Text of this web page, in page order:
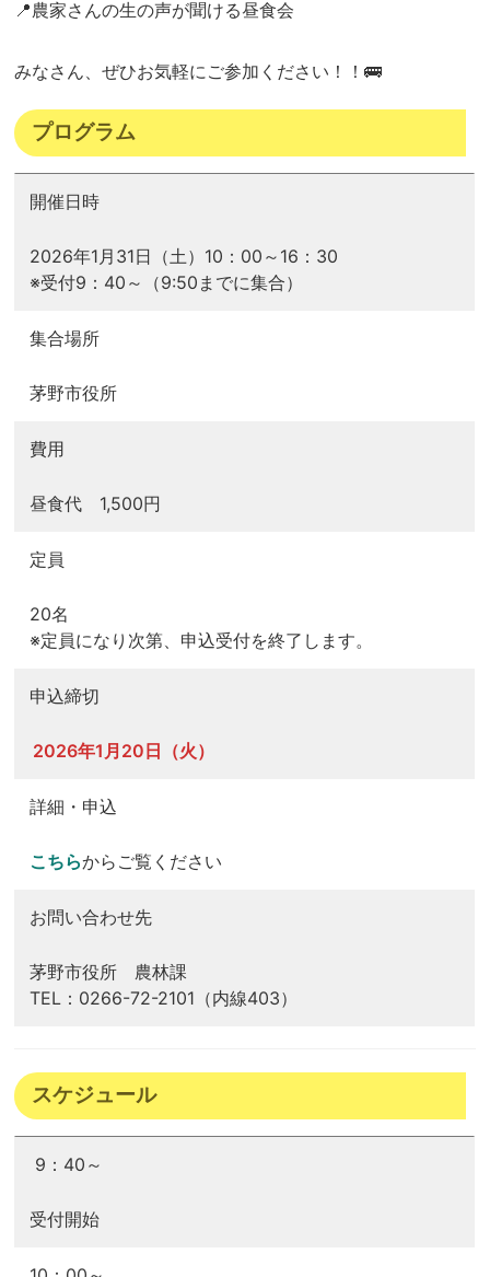
📍農家さんの生の声が聞ける昼食会
みなさん、ぜひお気軽にご参加ください！！🚌
プログラム
開催日時
2026年1月31日（土）10：00～16：30
※受付9：40～（9:50までに集合）
集合場所
茅野市役所
費用
昼食代 1,500円
定員
20名
※定員になり次第、申込受付を終了します。
申込締切
2026年1月20日（火）
詳細・申込
こちらからご覧ください
お問い合わせ先
茅野市役所 農林課
TEL：0266-72-2101（内線403）
スケジュール
9：40～
受付開始